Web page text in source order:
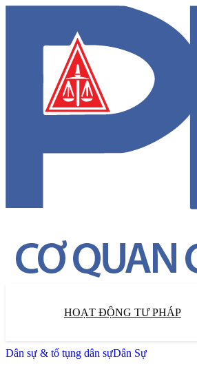
HOẠT ĐỘNG TƯ PHÁP
Dân sự & tố tụng dân sựDân Sự